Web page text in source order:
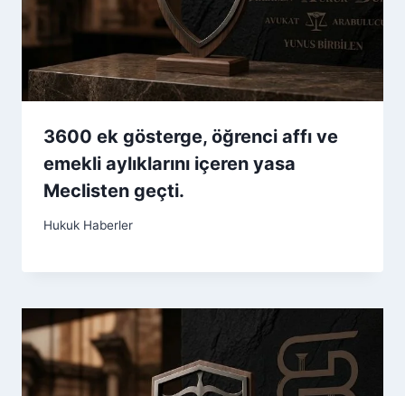
3600 ek gösterge, öğrenci affı ve
emekli aylıklarını içeren yasa
Meclisten geçti.
Hukuk Haberler